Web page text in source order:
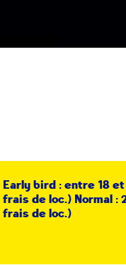
Early bird : entre 18
frais de loc.) Normal :
frais de loc.)